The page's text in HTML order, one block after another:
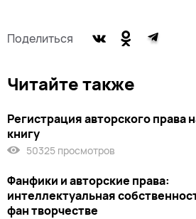
Поделиться
Читайте также
Регистрация авторского права
книгу
50325 просмотров
Фанфики и авторские права:
интеллектуальная
фан творчестве